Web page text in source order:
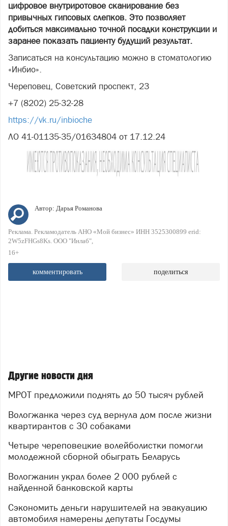
цифровое внутриротовое сканирование без
привычных гипсовых слепков. Это позволяет
добиться максимально точной посадки конструкции и
заранее показать пациенту будущий результат.
Записаться на консультацию можно в стоматологию
«Инбио».
Череповец, Советский проспект, 23
+7 (8202) 25-32-28
https://vk.ru/inbioche
ЛО 41-01135-35/01634804 от 17.12.24
Автор: Дарья Романова
Реклама. Рекламодатель АНО «Мой бизнес» ИНН 3525300899 erid:
2W5zFHGs8Ks. ООО "Инлаб"
16+
комментировать поделиться
Другие новости дня
МРОТ предложили поднять до 50 тысяч рублей
Вологжанка через суд вернула дом после жизни
квартирантов с 30 собаками
Четыре череповецкие волейболистки помогли
молодежной сборной обыграть Беларусь
Вологжанин украл более 2 000 рублей с
найденной банковской карты
Сэкономить деньги нарушителей на эвакуацию
автомобиля намерены депутаты Госдумы